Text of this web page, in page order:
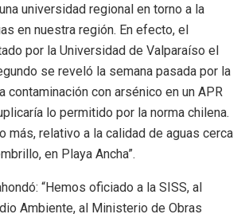
universidad regional en torno a la
en nuestra región. En efecto, el
por la Universidad de Valparaíso el
se reveló la semana pasada por la
contaminación con arsénico en un APR
lo permitido por la norma chilena.
más, relativo a la calidad de aguas cerca
en Playa Ancha”.
“Hemos oficiado a la SISS, al
Ambiente, al Ministerio de Obras